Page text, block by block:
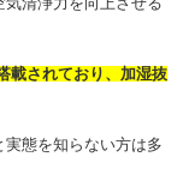
載されており、加湿抜
態を知らない方は多